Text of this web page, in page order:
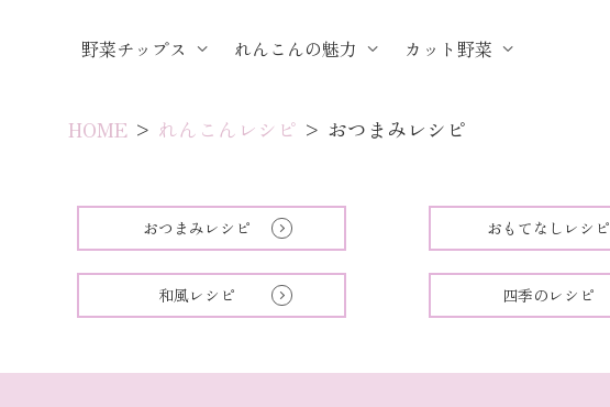
野菜チップス れんこんの魅力 カット野菜
HOME > れんこんレシピ > おつまみレシピ
おつまみレシピ おもてなしレシピ
和風レシピ 四季のレシピ